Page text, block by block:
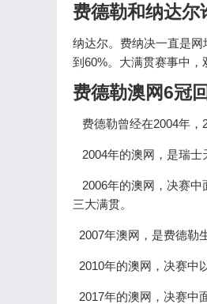
费德勒和纳达尔
纳达尔。费纳决一直是
到60%。大满贯赛事中，
费德勒澳网6冠
费德勒曾经在2004年，
2004年的澳网，是瑞士
2006年的澳网，决赛中
三大满贯。
2007年澳网，是费德勒
2010年的澳网，决赛中
2017年的澳网，决赛中